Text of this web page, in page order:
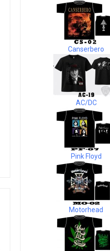
Canserbero
AC/DC
Pink Floyd
Motorhead